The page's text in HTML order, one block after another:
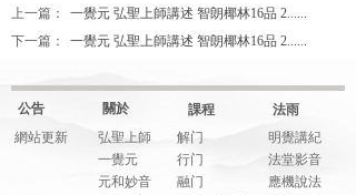
上一篇：
一覺元 弘聖上師講述 智朗椰林16品 2......
下一篇：
一覺元 弘聖上師講述 智朗椰林16品 2......
網站更新
關於
公告
課程
弘聖上師
一覺元
元和妙音
解门
行门
融门
法雨
明覺講紀
法堂影音
應機說法